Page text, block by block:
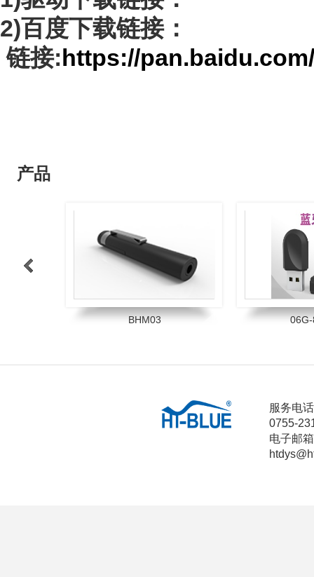
2)百度下载链接：
链接:https://
产品
BHM03
服务电
0755-
电子邮